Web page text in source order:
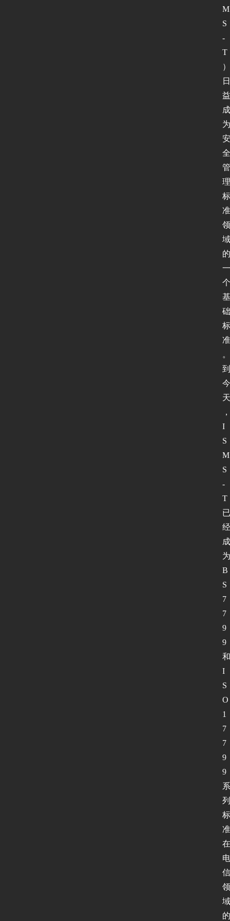
M
S
-
T
）
日
益
成
为
安
全
管
理
标
准
领
域
的
一
个
基
础
标
准
。
到
今
天
，
I
S
M
S
-
T
已
经
成
为
B
S
7
7
9
9
和
I
S
O
1
7
7
9
9
系
列
标
准
在
电
信
领
域
的